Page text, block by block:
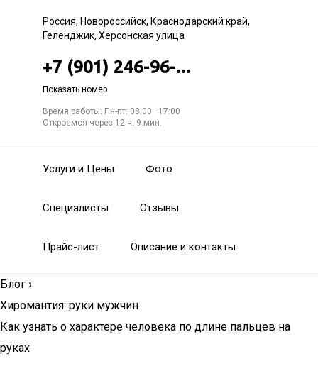
Россия, Новороссийск, Краснодарский край,
Геленджик, Херсонская улица
+7 (901) 246-96-...
Показать номер
Время работы: Пн-пт: 08:00—17:00
Откроемся через 12 ч. 9 мин.
Услуги и Цены Фото
Специалисты Отзывы
Прайс-лист Описание и контакты
Блог ›
Хиромантия: руки мужчин
Как узнать о характере человека по длине пальцев на
руках